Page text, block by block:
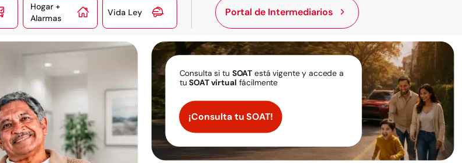

Hogar +
Alarmas

Vida Ley Portal de Intermediarios
Consulta si tu SOAT está vigente y accede a
tuSOAT virtual fácilmente
¡Consulta tu SOAT!